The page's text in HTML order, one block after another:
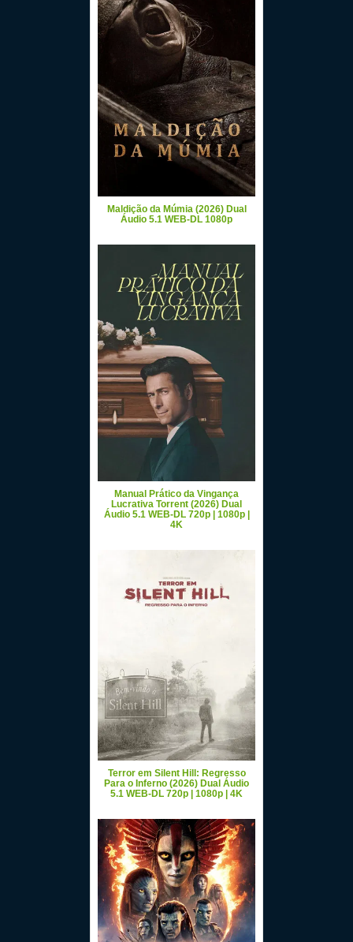
Maldição da Múmia (2026) Dual
Áudio 5.1 WEB-DL 1080p
Manual Prático da Vingança
Lucrativa Torrent (2026) Dual
Áudio 5.1 WEB-DL 720p | 1080p |
4K
Terror em Silent Hill: Regresso
Para o Inferno (2026) Dual Áudio
5.1 WEB-DL 720p | 1080p | 4K